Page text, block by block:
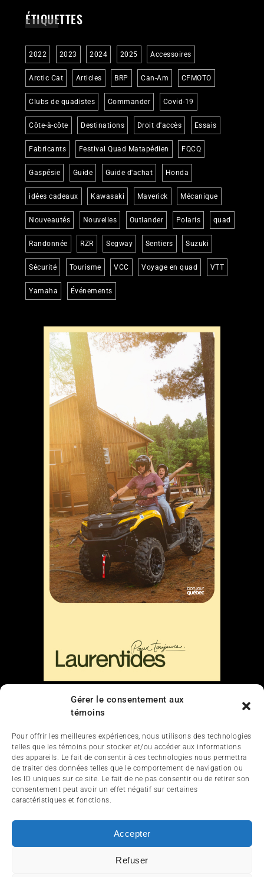
Gérer le consentement aux
témoins
Pour offrir les meilleures expériences, nous utilisons des technologies
telles que les témoins pour stocker et/ou accéder aux informations
des appareils. Le fait de consentir à ces technologies nous permettra
de traiter des données telles que le comportement de navigation ou
les ID uniques sur ce site. Le fait de ne pas consentir ou de retirer son
consentement peut avoir un effet négatif sur certaines
caractéristiques et fonctions.
Accepter
Refuser
ÉTIQUETTES
2022 2023 2024 2025 Accessoires
Arctic Cat Articles BRP Can-Am CFMOTO
Clubs de quadistes Commander Covid-19
Côte-à-côte Destinations Droit d'accès Essais
Fabricants Festival Quad Matapédien FQCQ
Gaspésie Guide Guide d'achat Honda
idées cadeaux Kawasaki Maverick Mécanique
Nouveautés Nouvelles Outlander Polaris quad
Randonnée RZR Segway Sentiers Suzuki
Sécurité Tourisme VCC Voyage en quad VTT
Yamaha Événements
Nous contacter
ACTUALITÉ
ESSAIS
SERVICES ET TOURISME